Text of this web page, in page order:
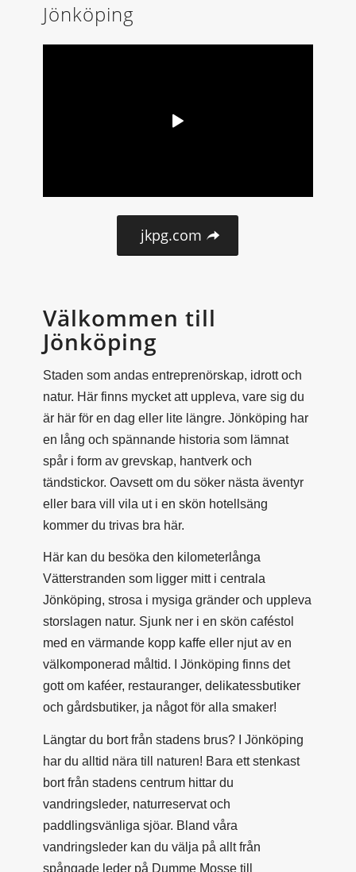
Jönköping
jkpg.com
Välkommen till
Jönköping
Staden som andas entreprenörskap, idrott och
natur. Här finns mycket att uppleva, vare sig du
är här för en dag eller lite längre. Jönköping har
en lång och spännande historia som lämnat
spår i form av grevskap, hantverk och
tändstickor. Oavsett om du söker nästa äventyr
eller bara vill vila ut i en skön hotellsäng
kommer du trivas bra här.
Här kan du besöka den kilometerlånga
Vätterstranden som ligger mitt i centrala
Jönköping, strosa i mysiga gränder och uppleva
storslagen natur. Sjunk ner i en skön caféstol
med en värmande kopp kaffe eller njut av en
välkomponerad måltid. I Jönköping finns det
gott om kaféer, restauranger, delikatessbutiker
och gårdsbutiker, ja något för alla smaker!
Längtar du bort från stadens brus? I Jönköping
har du alltid nära till naturen! Bara ett stenkast
bort från stadens centrum hittar du
vandringsleder, naturreservat och
paddlingsvänliga sjöar. Bland våra
vandringsleder kan du välja på allt från
spångade leder på Dumme Mosse till